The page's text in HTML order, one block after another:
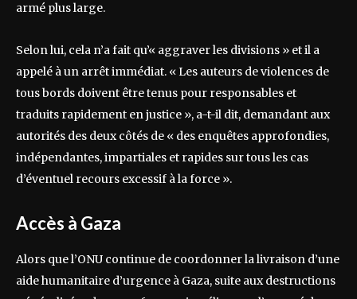
armé plus large.
Selon lui, cela n’a fait qu’« aggraver les divisions » et il a
appelé à un arrêt immédiat. « Les auteurs de violences de
tous bords doivent être tenus pour responsables et
traduits rapidement en justice », a-t-il dit, demandant aux
autorités des deux côtés de « des enquêtes approfondies,
indépendantes, impartiales et rapides sur tous les cas
d’éventuel recours excessif à la force ».
Accès à Gaza
Alors que l’ONU continue de coordonner la livraison d’une
aide humanitaire d’urgence à Gaza, suite aux destructions